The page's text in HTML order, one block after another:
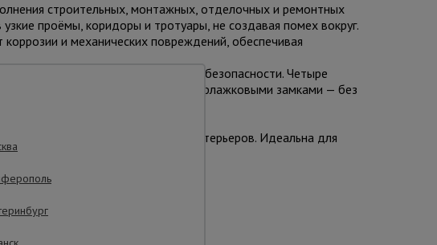
строительных, монтажных, отделочных и ремонтных
проёмы, коридоры и тротуары, не создавая помех вокруг.
и механических повреждений, обеспечивая
ограждениями для максимальной безопасности. Четыре
«труба в трубу» с фиксацией флажковыми замками — без
и материалами.
рекламы, отделке фасадов и интерьеров. Идеальна для